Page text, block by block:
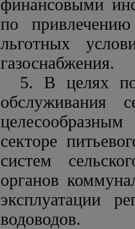
финансовыми
по
льготных
газоснабжения.
5. В целях
обслуживания
секторе
систем
органов
эксплуатации
водоводов.